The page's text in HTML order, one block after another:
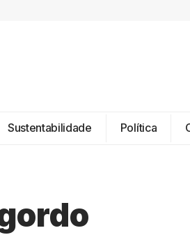
Sustentabilidade Política